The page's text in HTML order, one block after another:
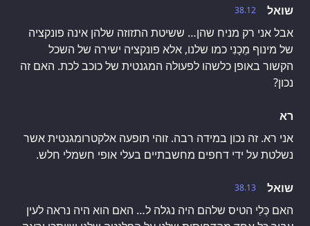
38.12
שואל
אבל אני רק מניח שהן… ששיטת התזוזה שלהן אינה פונקציה
של מינוף מֵכָנִי כמו שלנו, אלא פונקציה ישירה של השכל
הקשור באופן כלשהו לפעולה המגנטית של כוכב לכת. האם זה
נכון?
רא
אני רא. זה נכון במידה רבה. זוהי תופעה אלקטרומגנטית אשר
נשלטת על ידי דחפים מחשבתיים בעלי אופי חשמלי חלש.
38.13
שואל
האם כְּלִי הטיס שלהם היה נגלה ל… האם הוא היה נראה לעין